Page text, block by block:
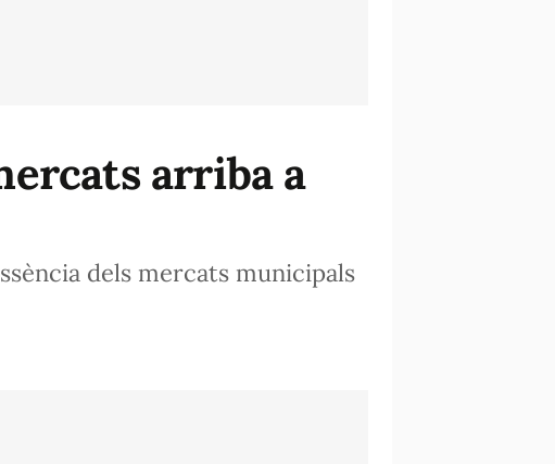
arriba a
dels mercats municipals